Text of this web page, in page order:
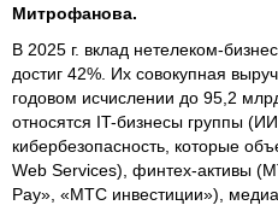
Митрофанова.
В 2025 г. вклад нетелеком-
достиг 42%. Их совокупная
годовом исчислении до 95,2
относятся IT-бизнесы группы
кибербезопасность, которые
Web Services), финтех-активы
Pay», «МТС инвестиции»),